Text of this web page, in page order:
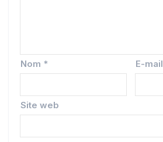
Nom * E-mail
Site web